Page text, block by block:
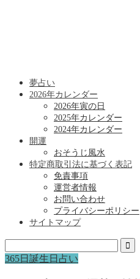
夢占い
2026年カレンダー
2026年寅の日
2025年カレンダー
2024年カレンダー
開運
おそうじ風水
特定商取引法に基づく表記
免責事項
運営者情報
お問い合わせ
プライバシーポリシー
サイトマップ
365日誕生日占い